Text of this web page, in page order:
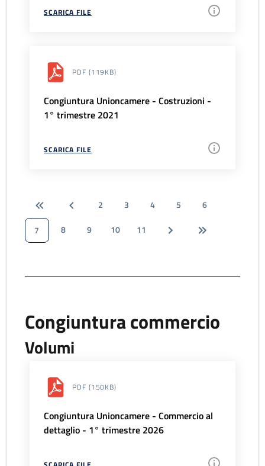
SCARICA FILE
PDF (119KB)
Congiuntura Unioncamere - Costruzioni -
1° trimestre 2021
SCARICA FILE
2 3 4 5
6
7
8 9 10 11
Congiuntura commercio
Volumi
PDF (150KB)
Congiuntura Unioncamere - Commercio al
dettaglio - 1° trimestre 2026